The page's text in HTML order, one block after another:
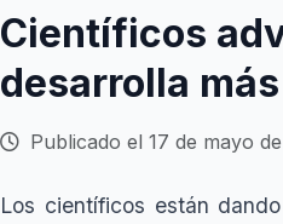
Científicos
desarrolla
Publicado el 17 de mayo
Los científicos están